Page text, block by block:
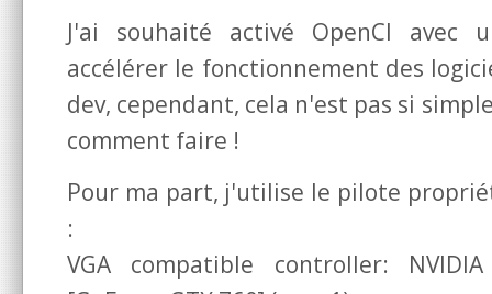
J'ai souhaité activé OpenCl avec
accélérer le fonctionnement des
dev, cependant, cela n'est pas si
comment faire !
Pour ma part, j'utilise le pilote
:
VGA compatible controller: